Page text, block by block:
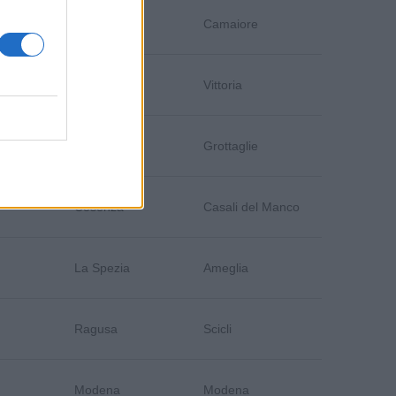
Camaiore
Vittoria
Grottaglie
Cosenza Casali del Manco
La Spezia Ameglia
Ragusa Scicli
Modena Modena